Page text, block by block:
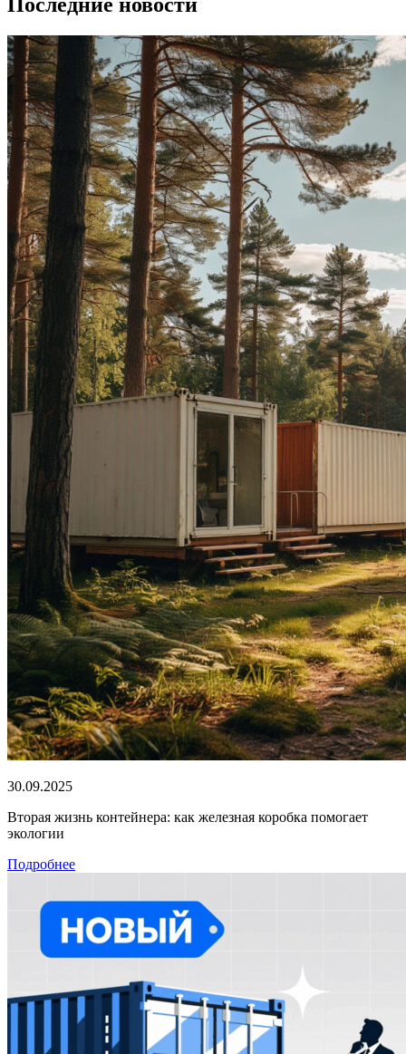
Последние новости
30.09.2025
Вторая жизнь контейнера: как железная коробка помогает
экологии
Подробнее